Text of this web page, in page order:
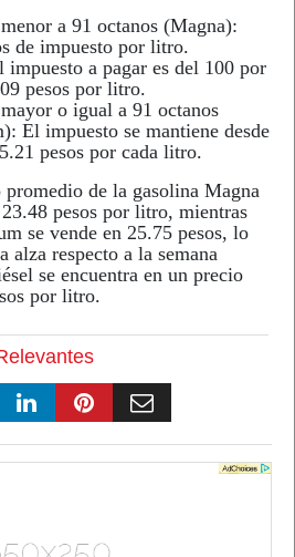
a 91 octanos (Magna):
de impuesto por litro.
impuesto a pagar es del 100 por
pesos por litro.
o igual a 91 octanos
El impuesto se mantiene desde
pesos por cada litro.
de la gasolina Magna
pesos por litro, mientras
se vende en 25.75 pesos, lo
alza respecto a la semana
se encuentra en un precio
por litro.